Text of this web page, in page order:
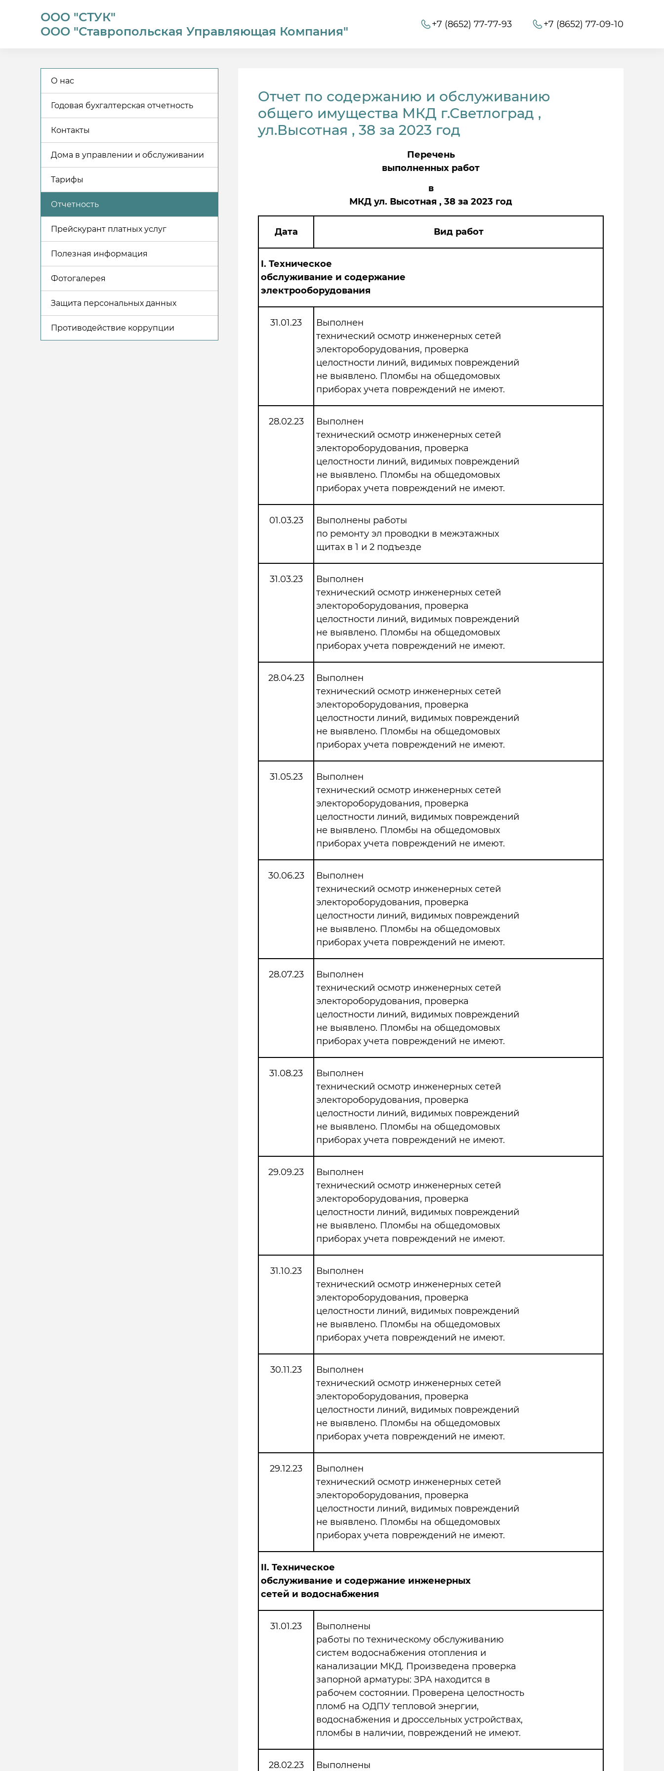
ООО "СТУК"
ООО "Ставропольская Управляющая Компания"
+7 (8652) 77-77-93 +7 (8652) 77-09-10
О нас
Годовая бухгалтерская отчетность
Контакты
Дома в управлении и обслуживании
Тарифы
Отчетность
Прейскурант платных услуг
Полезная информация
Фотогалерея
Защита персональных данных
Противодействие коррупции
Отчет по содержанию и обслуживанию
общего имущества МКД г.Светлоград ,
ул.Высотная , 38 за 2023 год
Перечень
выполненных работ
в
МКД ул. Высотная , 38 за 2023 год
Дата Вид работ
I. Техническое
обслуживание и содержание
электрооборудования
31.01.23
Выполнен
технический осмотр инженерных сетей
электороборудования, проверка
целостности линий, видимых повреждений
не выявлено. Пломбы на общедомовых
приборах учета повреждений не имеют.
28.02.23
Выполнен
технический осмотр инженерных сетей
электороборудования, проверка
целостности линий, видимых повреждений
не выявлено. Пломбы на общедомовых
приборах учета повреждений не имеют.
01.03.23
Выполнены работы
по ремонту эл проводки в межэтажных
щитах в 1 и 2 подъезде
31.03.23
Выполнен
технический осмотр инженерных сетей
электороборудования, проверка
целостности линий, видимых повреждений
не выявлено. Пломбы на общедомовых
приборах учета повреждений не имеют.
28.04.23
Выполнен
технический осмотр инженерных сетей
электороборудования, проверка
целостности линий, видимых повреждений
не выявлено. Пломбы на общедомовых
приборах учета повреждений не имеют.
31.05.23
Выполнен
технический осмотр инженерных сетей
электороборудования, проверка
целостности линий, видимых повреждений
не выявлено. Пломбы на общедомовых
приборах учета повреждений не имеют.
30.06.23
Выполнен
технический осмотр инженерных сетей
электороборудования, проверка
целостности линий, видимых повреждений
не выявлено. Пломбы на общедомовых
приборах учета повреждений не имеют.
28.07.23
Выполнен
технический осмотр инженерных сетей
электороборудования, проверка
целостности линий, видимых повреждений
не выявлено. Пломбы на общедомовых
приборах учета повреждений не имеют.
31.08.23
Выполнен
технический осмотр инженерных сетей
электороборудования, проверка
целостности линий, видимых повреждений
не выявлено. Пломбы на общедомовых
приборах учета повреждений не имеют.
29.09.23
Выполнен
технический осмотр инженерных сетей
электороборудования, проверка
целостности линий, видимых повреждений
не выявлено. Пломбы на общедомовых
приборах учета повреждений не имеют.
31.10.23
Выполнен
технический осмотр инженерных сетей
электороборудования, проверка
целостности линий, видимых повреждений
не выявлено. Пломбы на общедомовых
приборах учета повреждений не имеют.
30.11.23
Выполнен
технический осмотр инженерных сетей
электороборудования, проверка
целостности линий, видимых повреждений
не выявлено. Пломбы на общедомовых
приборах учета повреждений не имеют.
29.12.23
Выполнен
технический осмотр инженерных сетей
электороборудования, проверка
целостности линий, видимых повреждений
не выявлено. Пломбы на общедомовых
приборах учета повреждений не имеют.
II. Техническое
обслуживание и содержание инженерных
сетей и водоснабжения
31.01.23
Выполнены
работы по техническому обслуживанию
систем водоснабжения отопления и
канализации МКД. Произведена проверка
запорной арматуры: ЗРА находится в
рабочем состоянии. Проверена целостность
пломб на ОДПУ тепловой энергии,
водоснабжения и дроссельных устройствах,
пломбы в наличии, повреждений не имеют.
28.02.23 Выполнены